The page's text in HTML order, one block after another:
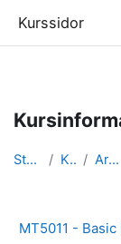
Kurssidor
Startsida Kurser Arkivsidor
MT5011 -